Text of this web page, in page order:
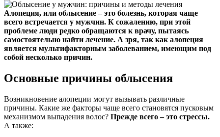
Алопеция, или облысение – это болезнь, которая чаще
всего встречается у мужчин. К сожалению, при этой
проблеме люди редко обращаются к врачу, пытаясь
самостоятельно найти лечение. А зря, так как алопеция
является мультифакторным заболеванием, имеющим под
собой несколько причин.
Основные причины облысения
Возникновение алопеции могут вызывать различные
причины. Какие же факторы чаще всего становятся пусковым
механизмом выпадения волос? Прежде всего – это стрессы.
А также: